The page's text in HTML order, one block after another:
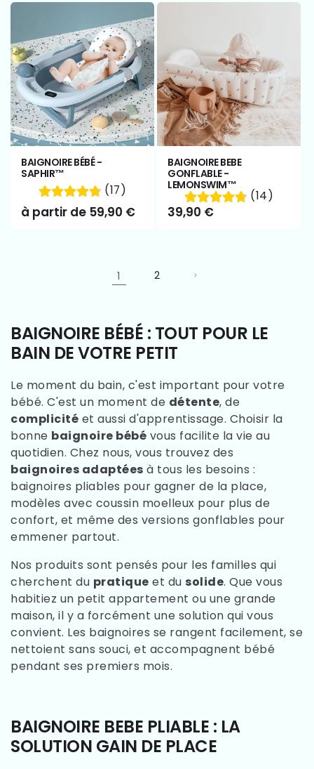
BAIGNOIRE BÉBÉ -
SAPHIR™
(17)
Prix
habituel
à partir de 59,90 €
BAIGNOIRE BEBE
GONFLABLE -
LEMONSWIM™
(14)
Prix
39,90 €
1 2
BAIGNOIRE BÉBÉ : TOUT POUR LE
BAIN DE VOTRE PETIT
Le moment du bain, c'est important pour votre
bébé. C'est un moment de détente, de
complicité et aussi d'apprentissage. Choisir la
bonne baignoire bébé vous facilite la vie au
quotidien. Chez nous, vous trouvez des
baignoires adaptées à tous les besoins :
baignoires pliables pour gagner de la place,
modèles avec coussin moelleux pour plus de
confort, et même des versions gonflables pour
emmener partout.
Nos produits sont pensés pour les familles qui
cherchent du pratique et du solide. Que vous
habitiez un petit appartement ou une grande
maison, il y a forcément une solution qui vous
convient. Les baignoires se rangent facilement, se
nettoient sans souci, et accompagnent bébé
pendant ses premiers mois.
BAIGNOIRE BEBE PLIABLE : LA
SOLUTION GAIN DE PLACE